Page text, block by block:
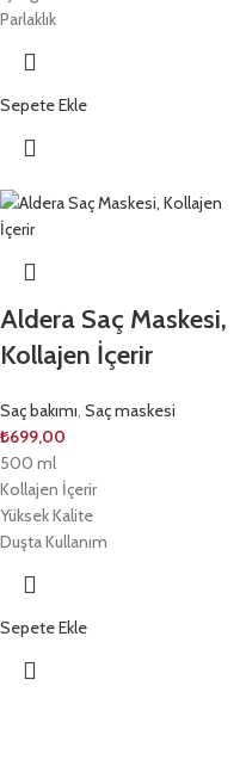
Parlaklık
Sepete Ekle
Aldera Saç Maskesi,
Kollajen İçerir
Saç bakımı, Saç maskesi
₺699,00
500 ml
Kollajen İçerir
Yüksek Kalite
Duşta Kullanım
Sepete Ekle